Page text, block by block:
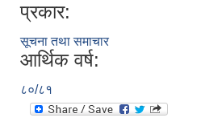
प्रकार:
सूचना तथा समाचार
आर्थिक वर्ष:
८०/८१